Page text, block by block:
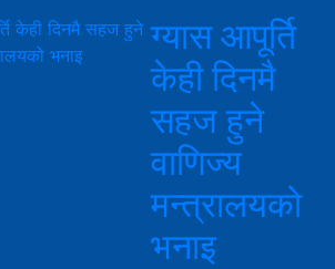
ग्यास आपूर्ति
केही दिनमै
सहज हुने
वाणिज्य
मन्त्रालयको
भनाइ